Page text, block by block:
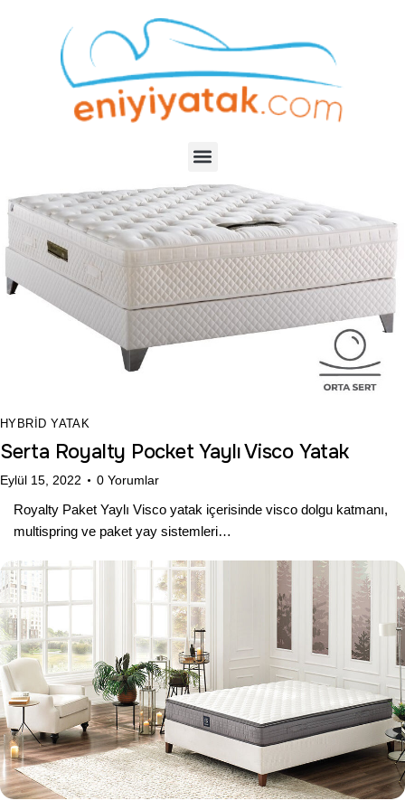
HYBRID YATAK
Serta Royalty Pocket Yaylı Visco Yatak
Eylül 15, 2022 0 Yorumlar
Royalty Paket Yaylı Visco yatak içerisinde visco dolgu katmanı,
multispring ve paket yay sistemleri…